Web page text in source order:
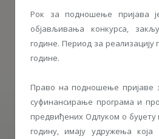
Рок за подношење пријава
објављивања конкурса,
године. Период за реализацију
године.
Право на подношење пријаве
суфинансирање програма и
предвиђених Одлуком о буџету
годину, имају удружења која